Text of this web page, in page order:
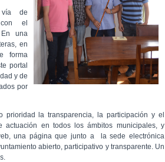
vía de
con el
una
en
forma
portal
y de
por
prioridad la transparencia, la participación y el
actuación en todos los ámbitos municipales, y
una página que junto a la sede electrónica
abierto, participativo y transparente. Un